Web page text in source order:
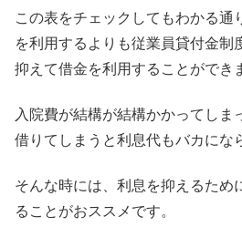
この表をチェックしてもわかる通
を利用するよりも従業員貸付金制
抑えて借金を利用することができ
入院費が結構が結構かかってしま
借りてしまうと利息代もバカにな
そんな時には、利息を抑えるため
ることがおススメです。